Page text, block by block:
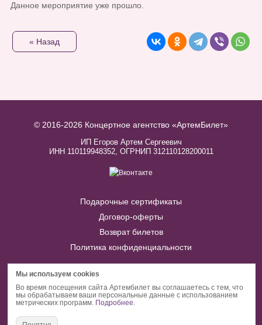
Мы используем cookies
Во время посещения сайта Артембилет вы соглашаетесь с тем, что
мы обрабатываем ваши персональные данные с использованием
метрических программ. Подробнее.
Данное мероприятие уже прошло.
« Назад
© 2016-2026 Концертное агентство «АртемБилет»
ИП Егоров Артем Сергеевич
ИНН 110119948352, ОГРНИП 312110128200011
Подарочные сертификаты
Договор-оферты
Возврат билетов
Политика конфиденциальности
+7 (908) 716-22-53
keeper325@mail.ru
График работы поддержки: